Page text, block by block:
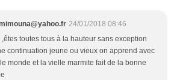
24/01/2018 08:46
,êtes toutes tous à la hauteur sans exception
continuation jeune ou vieux on apprend avec
monde et la vielle marmite fait de la bonne